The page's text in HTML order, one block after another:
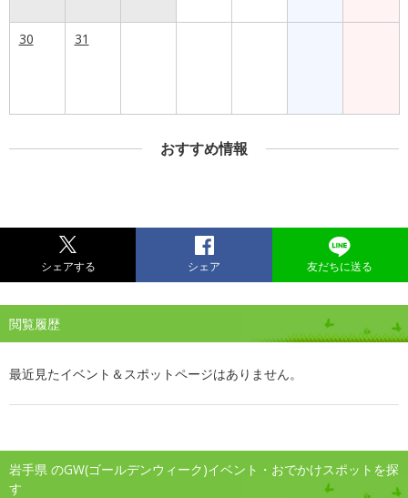
30 31
おすすめ情報
シェアする シェア 友だちに送る
閲覧履歴
最近見たイベント＆スポットページはありません。
岩手県 のGW(ゴールデンウィーク)イベント・おでかけスポットを探
す